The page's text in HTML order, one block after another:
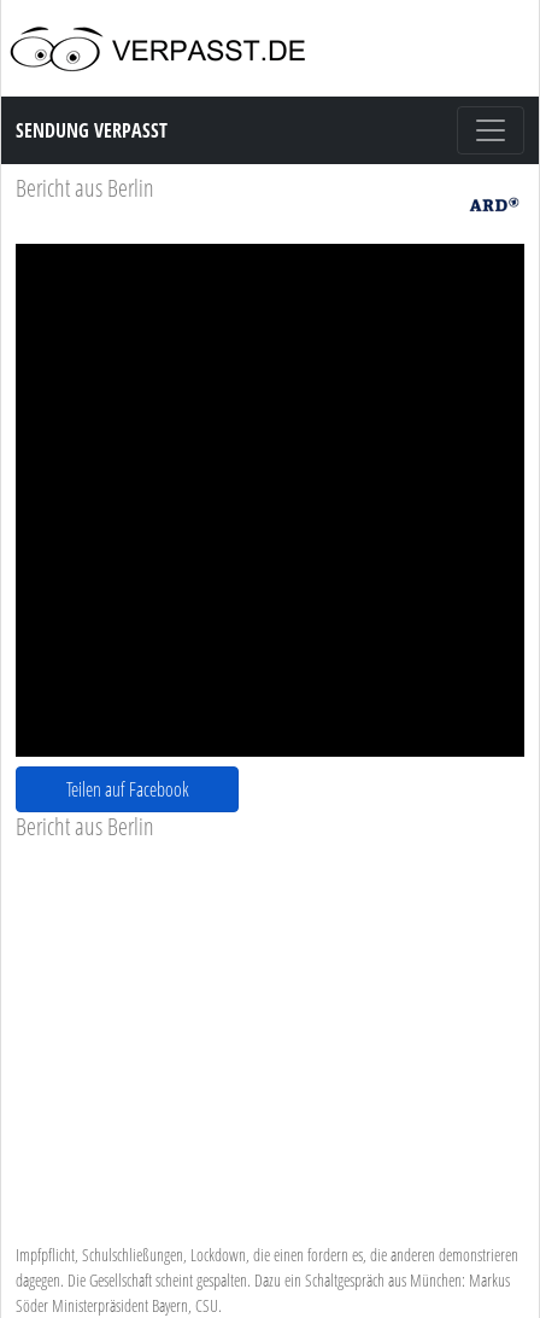
Sendung Verpasst
SENDUNG VERPASST
Bericht aus Berlin
Teilen auf Facebook
Bericht aus Berlin
Impfpflicht, Schulschließungen, Lockdown, die einen fordern es, die anderen demonstrieren
dagegen. Die Gesellschaft scheint gespalten. Dazu ein Schaltgespräch aus München: Markus
Söder Ministerpräsident Bayern, CSU.